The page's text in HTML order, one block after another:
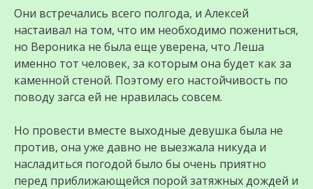
Они встречались всего полгода, и Алексей
настаивал на том, что им необходимо пожениться,
но Вероника не была еще уверена, что Леша
именно тот человек, за которым она будет как за
каменной стеной. Поэтому его настойчивость по
поводу загса ей не нравилась совсем.
Но провести вместе выходные девушка была не
против, она уже давно не выезжала никуда и
насладиться погодой было бы очень приятно
перед приближающейся порой затяжных дождей и